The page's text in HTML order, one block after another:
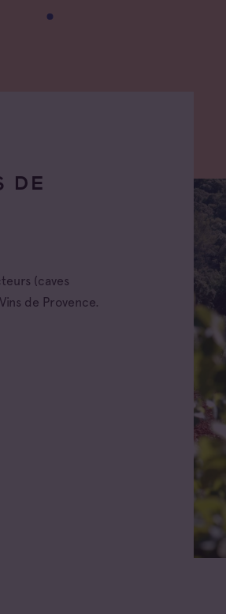
DE
(caves
de Provence.